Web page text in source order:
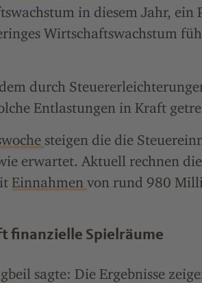
in diesem Jahr, ein
Wirtschaftswachstum
durch
Entlastungen in Kraft
steigen die die
erwartet. Aktuell rechnen
Einnahmen von rund 980
finanzielle Spielräume
sagte: Die Ergebnisse